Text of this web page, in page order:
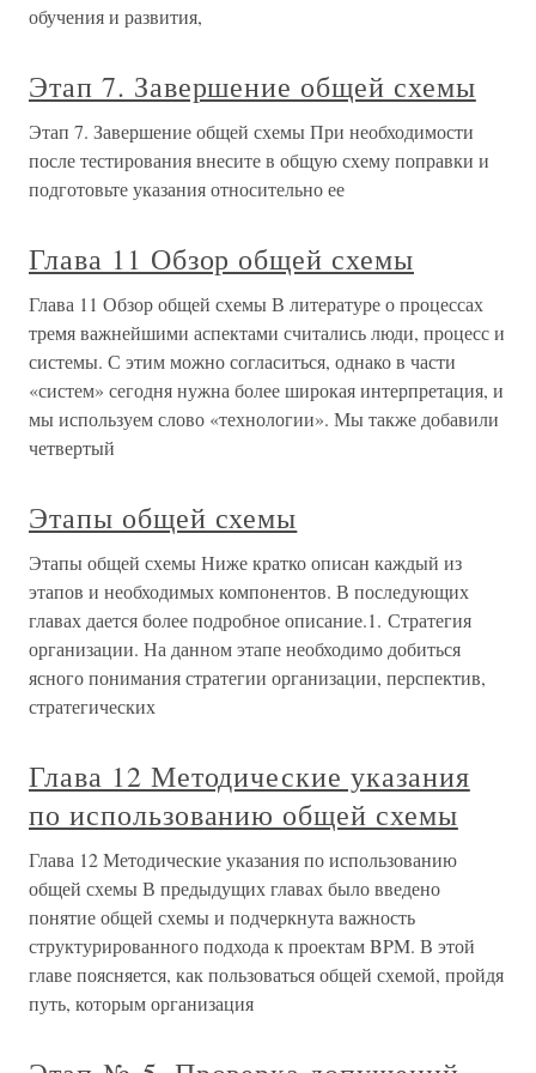
обучения и развития,
Этап 7. Завершение общей схемы
Этап 7. Завершение общей схемы При необходимости
после тестирования внесите в общую схему поправки и
подготовьте указания относительно ее
Глава 11 Обзор общей схемы
Глава 11 Обзор общей схемы В литературе о процессах
тремя важнейшими аспектами считались люди, процесс и
системы. С этим можно согласиться, однако в части
«систем» сегодня нужна более широкая интерпретация, и
мы используем слово «технологии». Мы также добавили
четвертый
Этапы общей схемы
Этапы общей схемы Ниже кратко описан каждый из
этапов и необходимых компонентов. В последующих
главах дается более подробное описание.1. Стратегия
организации. На данном этапе необходимо добиться
ясного понимания стратегии организации, перспектив,
стратегических
Глава 12 Методические указания
по использованию общей схемы
Глава 12 Методические указания по использованию
общей схемы В предыдущих главах было введено
понятие общей схемы и подчеркнута важность
структурированного подхода к проектам BPM. В этой
главе поясняется, как пользоваться общей схемой, пройдя
путь, которым организация